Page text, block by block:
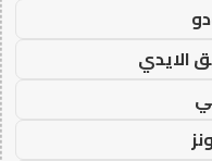
الايدي